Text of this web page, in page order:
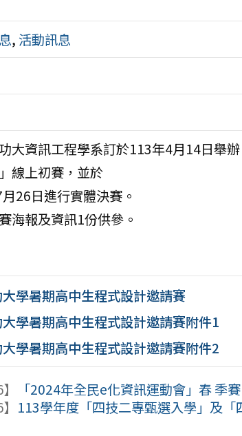
, 活動訊息
大資訊工程學系訂於113年4月14日舉
線上初賽，並於
26日進行實體決賽。
海報及資訊1份供參。
學暑期高中生程式設計邀請賽
學暑期高中生程式設計邀請賽附件1
學暑期高中生程式設計邀請賽附件2
「2024年全民e化資訊運動會」春 季賽
113學年度「四技二專甄選入學」及